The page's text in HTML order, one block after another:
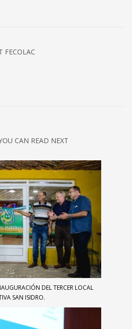
FECOLAC
CAN READ NEXT
DEL TERCER LOCAL
SAN ISIDRO.